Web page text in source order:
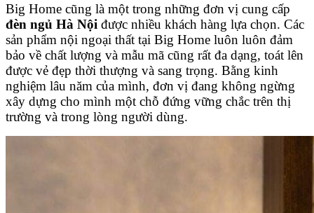
Big Home cũng là một trong những đơn vị cung cấp
đèn ngủ Hà Nội được nhiều khách hàng lựa chọn. Các
sản phẩm nội ngoại thất tại Big Home luôn luôn đảm
bảo về chất lượng và mẫu mã cũng rất đa dạng, toát lên
được vẻ đẹp thời thượng và sang trọng. Bằng kinh
nghiệm lâu năm của mình, đơn vị đang không ngừng
xây dựng cho mình một chỗ đứng vững chắc trên thị
trường và trong lòng người dùng.